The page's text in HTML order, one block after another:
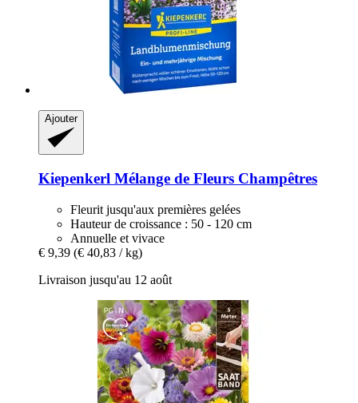
Ajouter
Kiepenkerl Mélange de Fleurs Champêtres
Fleurit jusqu'aux premières gelées
Hauteur de croissance : 50 - 120 cm
Annuelle et vivace
€ 9,39 (€ 40,83 / kg)
Livraison jusqu'au 12 août